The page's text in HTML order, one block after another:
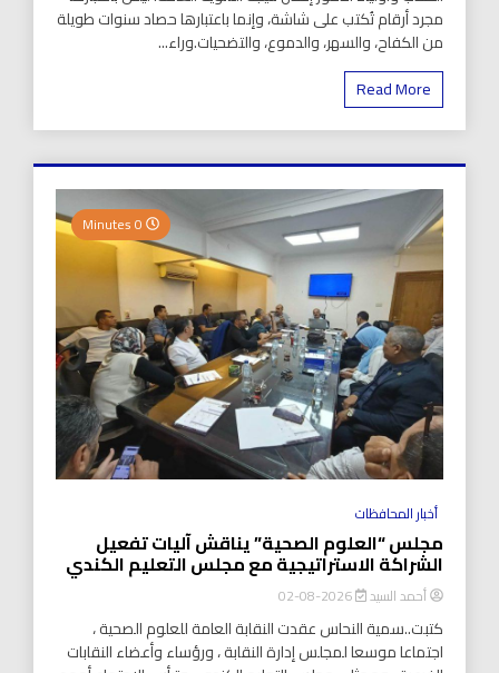
مجرد أرقام تُكتب على شاشة، وإنما باعتبارها حصاد سنوات طويلة
من الكفاح، والسهر، والدموع، والتضحيات.وراء...
Read More
أخبار المحافظات
مجلس “العلوم الصحية” يناقش آليات تفعيل
الشراكة الاستراتيجية مع مجلس التعليم الكندي
أحمد السيد 2026-08-02
كتبت..سمية النحاس عقدت النقابة العامة للعلوم الصحية ،
اجتماعا موسعا لمجلس إدارة النقابة ، ورؤساء وأعضاء النقابات